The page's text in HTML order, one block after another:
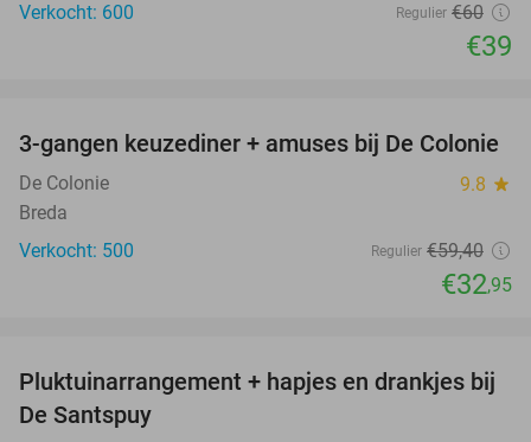
Verkocht: 600
Regulier €60
€39
45%
3-gangen keuzediner + amuses bij De Colonie
De Colonie 9.8 star
Breda
Verkocht: 500
Regulier €59,40
€32,95
41%
Pluktuinarrangement + hapjes en drankjes bij
De Santspuy